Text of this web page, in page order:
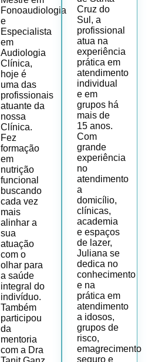
Fonoaudiologia
e
Especialista
em
Audiologia
Clínica,
hoje é
uma das
profissionais
atuante da
nossa
Clínica.
Fez
formação
em
nutrição
funcional
buscando
cada vez
mais
alinhar a
sua
atuação
com o
olhar para
a saúde
integral do
indivíduo.
Também
participou
da
mentoria
com a Dra
Cruz do
Sul, a
profissional
atua na
experiência
prática em
atendimento
individual
e em
grupos há
mais de
15 anos.
Com
grande
experiência
no
atendimento
a
domicílio,
clínicas,
academia
e espaços
de lazer,
Juliana se
dedica no
conhecimento
e na
prática em
atendimento
a idosos,
grupos de
risco,
emagrecimento
seguro e